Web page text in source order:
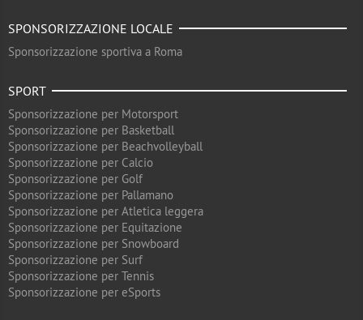
SPONSORIZZAZIONE LOCALE
Sponsorizzazione sportiva a Roma
SPORT
Sponsorizzazione per Motorsport
Sponsorizzazione per Basketball
Sponsorizzazione per Beachvolleyball
Sponsorizzazione per Calcio
Sponsorizzazione per Golf
Sponsorizzazione per Pallamano
Sponsorizzazione per Atletica leggera
Sponsorizzazione per Equitazione
Sponsorizzazione per Snowboard
Sponsorizzazione per Surf
Sponsorizzazione per Tennis
Sponsorizzazione per eSports